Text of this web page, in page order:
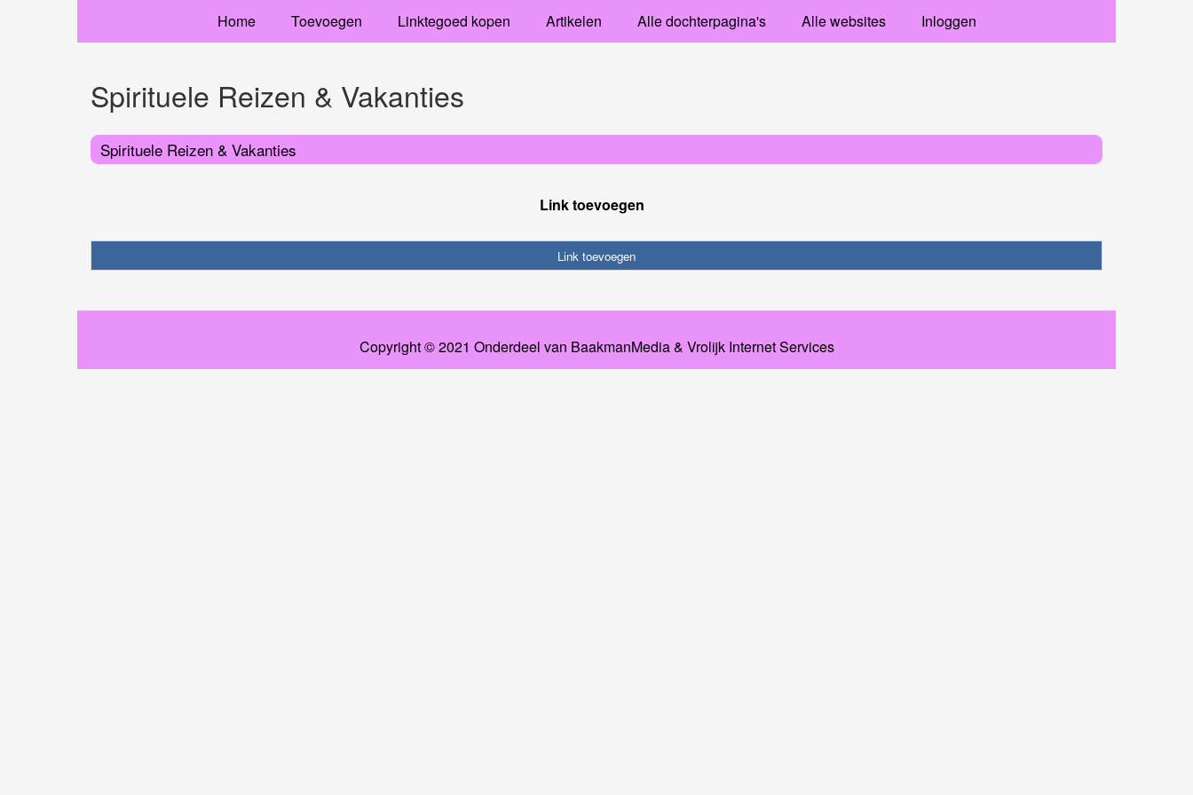
Home Toevoegen Linktegoed kopen Artikelen Alle dochterpagina's Alle websites Inloggen
Spirituele Reizen & Vakanties
Spirituele Reizen & Vakanties
Link toevoegen
Link toevoegen
Copyright © 2021 Onderdeel van BaakmanMedia& Vrolijk Internet Services